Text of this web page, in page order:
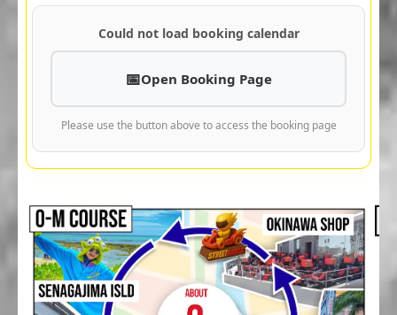
Could not load booking calendar
Open Booking Page
Please use the button above to access the booking page